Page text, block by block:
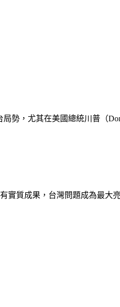
勢，尤其在美國總統川普（
質成果，台灣問題成為最大